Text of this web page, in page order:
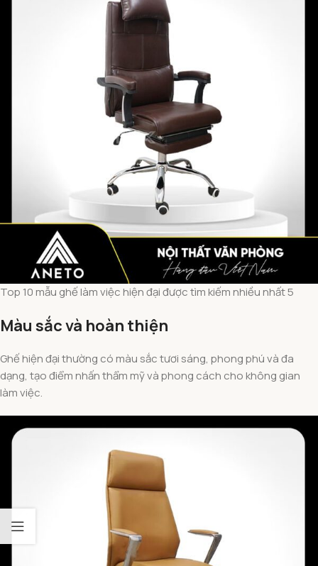
Top 10 mẫu ghế làm việc hiện đại được tìm kiếm nhiều nhất 5
Màu sắc và hoàn thiện
Ghế hiện đại thường có màu sắc tươi sáng, phong phú và đa
dạng, tạo điểm nhấn thẩm mỹ và phong cách cho không gian
làm việc.